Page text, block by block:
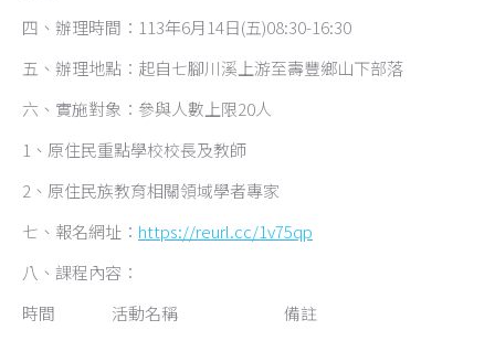
四、辦理時間：113年6月14日(五)08:30-16:30
五、辦理地點：起自七腳川溪上游至壽豐鄉山下部落
六、實施對象：參與人數上限20人
1、原住民重點學校校長及教師
2、原住民族教育相關領域學者專家
七、報名網址： https://reurl.cc/1v75qp
八、課程內容：
時間 活動名稱 備註